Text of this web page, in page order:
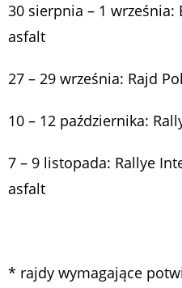
30 sierpnia – 1 września:
asfalt
27 – 29 września: Rajd
10 – 12 października:
7 – 9 listopada: Rallye
asfalt
* rajdy wymagające